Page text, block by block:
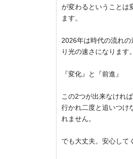
が変わるということは
ます。
2026年は時代の流れ
り光の速さになります
『変化』と『前進』
この2つが出来なけれ
行かれ二度と追いつけ
れません。
でも大丈夫。安心して